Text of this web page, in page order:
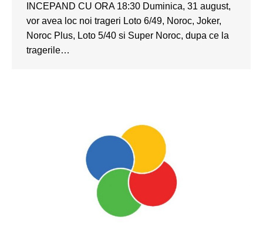
INCEPAND CU ORA 18:30 Duminica, 31 august,
vor avea loc noi trageri Loto 6/49, Noroc, Joker,
Noroc Plus, Loto 5/40 si Super Noroc, dupa ce la
tragerile…